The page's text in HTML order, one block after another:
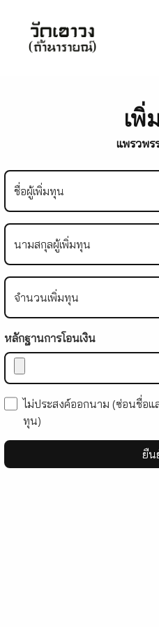
เพิ่
แพรวพ
ชื่อผู้เพิ่มทุน
นามสกุลผู้เพิ่มทุน
จำนวนเพิ่มทุน
หลักฐานการโอนเงิน
ไม่ประสงค์ออกนาม (ซ่อนชื่อแ
ทุน)
ยืน